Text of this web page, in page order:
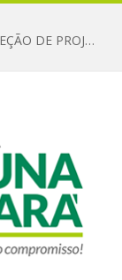
CHAMAMENTO PÚBLICO Nº 01/2026 – SELEÇÃO DE PROJETOS PARA FIRMAR TERMO DE EXECUÇÃO CULTURAL COM RECURSOS DA POLÍTICA NACIONAL ALDIR BLANC DE FOMENTO À CULTURA – PNAB (LEI Nº 14.399/2022)